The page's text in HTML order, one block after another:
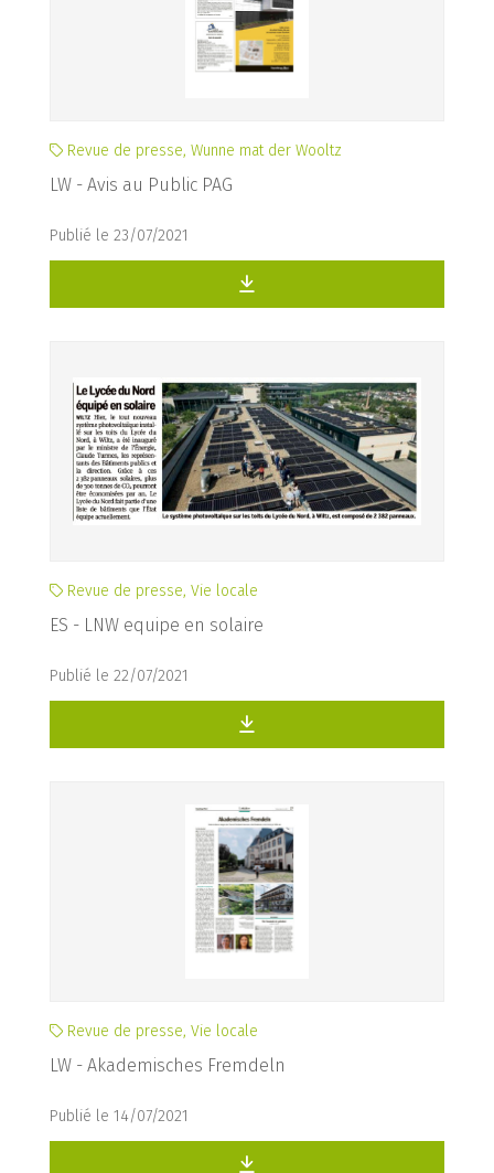
Revue de presse, Wunne mat der Wooltz
LW - Avis au Public PAG
Publié le 23/07/2021
Revue de presse, Vie locale
ES - LNW equipe en solaire
Publié le 22/07/2021
Revue de presse, Vie locale
LW - Akademisches Fremdeln
Publié le 14/07/2021